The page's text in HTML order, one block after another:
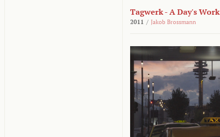
Tagwerk - A Day's Work
2011 / Jakob Brossmann